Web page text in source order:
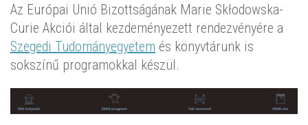
Az Európai Unió Bizottságának Marie Skłodowska-
Curie Akciói által kezdeményezett rendezvényére a
Szegedi Tudományegyetem és könyvtárunk is
sokszínű programokkal készül.